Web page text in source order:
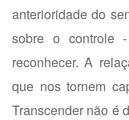
anterioridade do
sobre o controle
reconhecer. A
que nos tornem
Transcender não é